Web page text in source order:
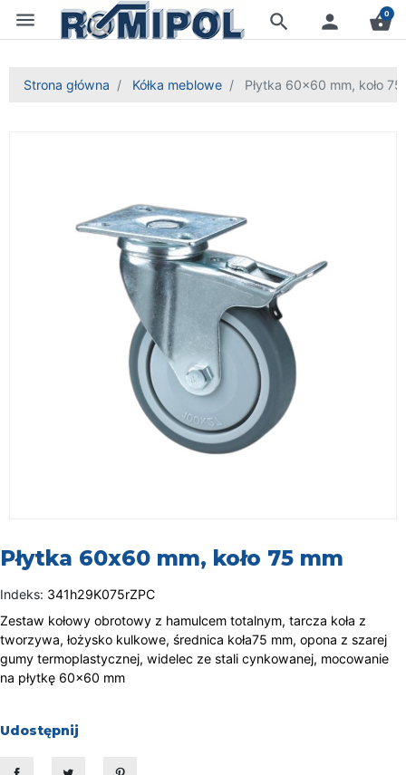
menu search person shopping_basket
0
Strona główna Kółka meblowe Płytka 60x60 mm, koło 75
Płytka 60x60 mm, koło 75 mm
Indeks: 341h29K075rZPC
Zestaw kołowy obrotowy z hamulcem totalnym, tarcza koła z
tworzywa, łożysko kulkowe, średnica koła75 mm, opona z szarej
gumy termoplastycznej, widelec ze stali cynkowanej, mocowanie
na płytkę 60x60 mm
Udostępnij